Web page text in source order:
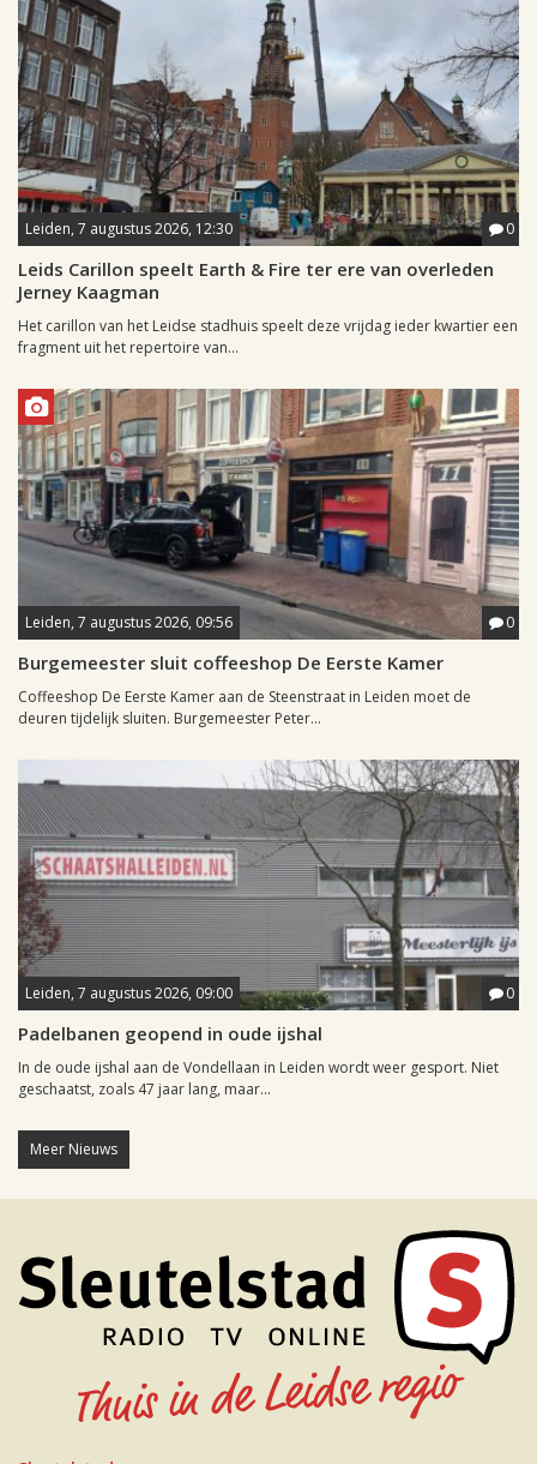
Leiden, 7 augustus 2026, 12:30 0
Leids Carillon speelt Earth & Fire ter ere van overleden
Jerney Kaagman
Het carillon van het Leidse stadhuis speelt deze vrijdag ieder kwartier een
fragment uit het repertoire van...
Leiden, 7 augustus 2026, 09:56 0
Burgemeester sluit coffeeshop De Eerste Kamer
Coffeeshop De Eerste Kamer aan de Steenstraat in Leiden moet de
deuren tijdelijk sluiten. Burgemeester Peter...
Leiden, 7 augustus 2026, 09:00 0
Padelbanen geopend in oude ijshal
In de oude ijshal aan de Vondellaan in Leiden wordt weer gesport. Niet
geschaatst, zoals 47 jaar lang, maar...
Meer Nieuws